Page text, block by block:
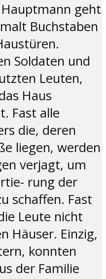
geht
Buchstaben
Soldaten und
Leuten,
Haus
. Fast alle
die, deren
liegen, werden
verjagt, um
rung der
schaffen. Fast
Leute nicht
Häuser. Einzig,
konnten
der Familie